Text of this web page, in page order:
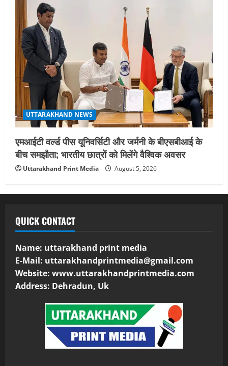
UTTARAKHAND NEWS
एमआईटी वर्ल्ड पीस यूनिवर्सिटी और जर्मनी के बीएसबीआई के
बीच समझौता; भारतीय छात्रों को मिलेंगे वैश्विक अवसर
Uttarakhand Print Media August 5, 2026
QUICK CONTACT
Name: uttarakhand print media
E-Mail: uttarakhandprintmedia@gmail.com
Website: www.uttarakhandprintmedia.com
Address: Dehradun, Uk